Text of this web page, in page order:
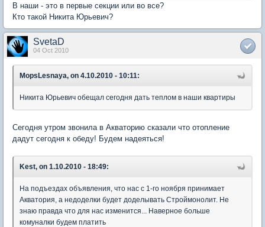
В наши - это в первые секции или во все?
Кто такой Никита Юрьевич?
SvetaD
04 Oct 2010
MopsLesnaya, on 4.10.2010 - 10:11:
Никита Юрьевич обещал сегодня дать теплом в наши квартиры
Сегодня утром звонила в Акваторию сказали что отопление
дадут сегодня к обеду! Будем надеяться!
Kest, on 1.10.2010 - 18:49:
На подъездах объявления, что нас с 1-го ноября принимает
Акватория, а недоделки будет доделывать Строймонолит. Не
знаю правда что для нас изменится... Наверное больше
комуналки будем платить